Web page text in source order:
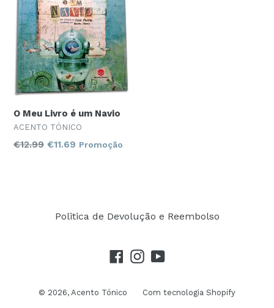
O Meu Livro é um Navio
ACENTO TÓNICO
Preço
€12.99 €11.69 Promoção
Politica de Devolução e Reembolso
Facebook
Instagram
YouTube
© 2026, Acento Tónico Com tecnologia Shopify